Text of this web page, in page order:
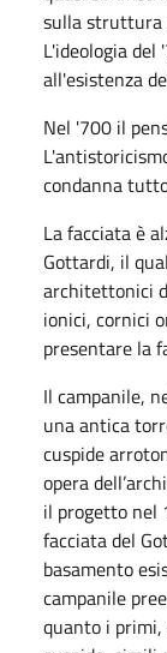
sulla struttura
L'ideologia del
all'esistenza
Nel '700 il
condanna
La facciata è
Gottardi, il
architettonici
ionici, cornici
presentare la
Il campanile,
una antica
cuspide
opera
il progetto nel
facciata del
basamento
campanile
quanto i primi,